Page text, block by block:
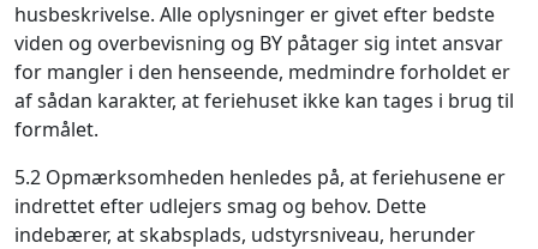
husbeskrivelse. Alle oplysninger er givet efter bedste
viden og overbevisning og BY påtager sig intet ansvar
for mangler i den henseende, medmindre forholdet er
af sådan karakter, at feriehuset ikke kan tages i brug til
formålet.
5.2 Opmærksomheden henledes på, at feriehusene er
indrettet efter udlejers smag og behov. Dette
indebærer, at skabsplads, udstyrsniveau, herunder